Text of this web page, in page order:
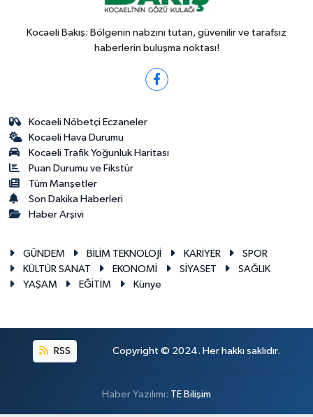
Kocaeli Bakış: Bölgenin nabzını tutan, güvenilir ve tarafsız
haberlerin buluşma noktası!
Kocaeli Nöbetçi Eczaneler
Kocaeli Hava Durumu
Kocaeli Trafik Yoğunluk Haritası
Puan Durumu ve Fikstür
Tüm Manşetler
Son Dakika Haberleri
Haber Arşivi
GÜNDEM BİLİM TEKNOLOJİ KARİYER
SPOR
KÜLTÜR SANAT
EKONOMİ SİYASET
SAĞLIK
YAŞAM
EĞİTİM Künye
RSS Copyright © 2024. Her hakkı saklıdır.
Haber Yazılımı: TE Bilişim